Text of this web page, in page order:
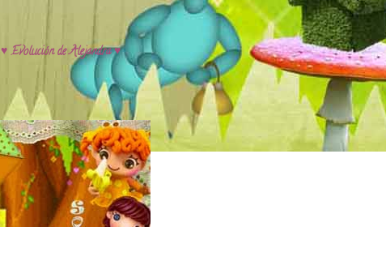
♥️ Evolución de Alejandra ♥️